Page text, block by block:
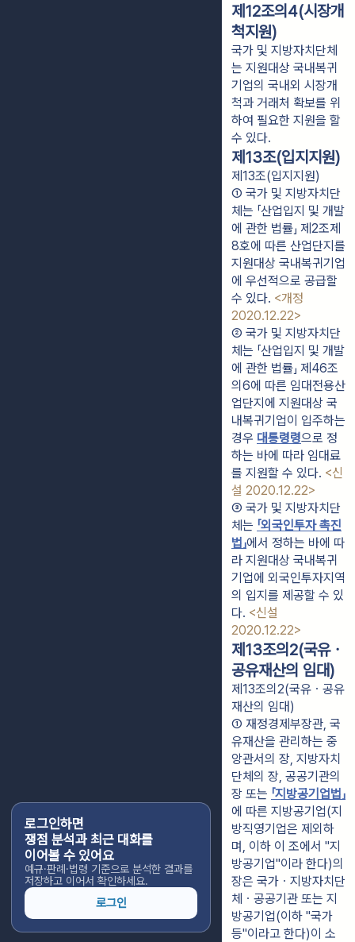
로그인하면
쟁점 분석과 최근 대화를
이어볼 수 있어요
예규·판례·법령 기준으로 분석한 결과를
저장하고 이어서 확인하세요.
로그인
제12조의4(시장개
척지원)
국가 및 지방자치단체
는 지원대상 국내복귀
기업의 국내외 시장개
척과 거래처 확보를 위
하여 필요한 지원을 할
수 있다.
제13조(입지지원)
제13조(입지지원)
① 국가 및 지방자치단
체는 「산업입지 및 개발
에 관한 법률」 제2조제
8호에 따른 산업단지를
지원대상 국내복귀기업
에 우선적으로 공급할
수 있다. <개정
2020.12.22>
② 국가 및 지방자치단
체는 「산업입지 및 개발
에 관한 법률」 제46조
의6에 따른 임대전용산
업단지에 지원대상 국
내복귀기업이 입주하는
경우 대통령령으로 정
하는 바에 따라 임대료
를 지원할 수 있다. <신
설 2020.12.22>
③ 국가 및 지방자치단
체는 「외국인투자 촉진
법」에서 정하는 바에 따
라 지원대상 국내복귀
기업에 외국인투자지역
의 입지를 제공할 수 있
다. <신설
2020.12.22>
제13조의2(국유ㆍ
공유재산의 임대)
제13조의2(국유ㆍ공유
재산의 임대)
① 재정경제부장관, 국
유재산을 관리하는 중
앙관서의 장, 지방자치
단체의 장, 공공기관의
장 또는 「지방공기업법」
에 따른 지방공기업(지
방직영기업은 제외하
며, 이하 이 조에서 "지
방공기업"이라 한다)의
장은 국가ㆍ지방자치단
체ㆍ공공기관 또는 지
방공기업(이하 "국가
등"이라고 한다)이 소